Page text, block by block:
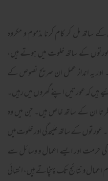
ساتھ مل کر کام کرنا مذموم و مکروہ
کے ساتھ خلوت میں ہوتے ہیں،
اور یہ انداز عمل ان صریح نصوص کے
کہ عورتیں اپنے گھروں میں رہیں۔
فطرتا ان کے ساتھ خاص ہیں۔ جن میں وہ
کے ساتھ علیحدگی اور خلوت میں
حرمت اور ایسے اعمال و وسائل سے
و نتائج تک پہنچاتے ہیں، انتہائی